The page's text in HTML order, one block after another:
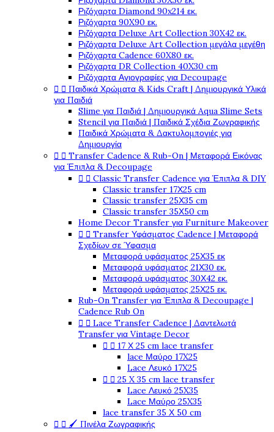
Ριζόχαρτα Diamond 90x214 εκ.
Ριζόχαρτα 90X90 εκ.
Ριζόχαρτα Deluxe Art Collection 30X42 εκ.
Ριζόχαρτα Deluxe Art Collection μεγάλα μεγέθη
Ριζόχαρτα Cadence 60X80 εκ.
Ριζόχαρτα DR Collection 40X30 cm
Ριζόχαρτα Αγιογραφίες για Decoupage
  Παιδικά Χρώματα & Kids Craft | Δημιουργικά Υλικά
για Παιδιά
Slime για Παιδιά | Δημιουργικά Aqua Slime Sets
Stencil για Παιδιά | Παιδικά Σχέδια Ζωγραφικής
Παιδικά Χρώματα & Δακτυλομπογιές για
Δημιουργία
  Transfer Cadence & Rub-On | Μεταφορά Εικόνας
για Έπιπλα & Decoupage
  Classic Transfer Cadence για Έπιπλα & DIY
Classic transfer 17Χ25 cm
Classic transfer 25Χ35 cm
Classic transfer 35Χ50 cm
Home Decor Transfer για Furniture Makeover
  Transfer Υφάσματος Cadence | Μεταφορά
Σχεδίων σε Ύφασμα
Μεταφορά υφάσματος 25Χ35 εκ
Μεταφορά υφάσματος 21Χ30 εκ.
Μεταφορά υφάσματος 30Χ42 εκ.
Μεταφορά υφάσματος 25Χ25 εκ.
Rub-On Transfer για Έπιπλα & Decoupage |
Cadence Rub On
  Lace Transfer Cadence | Δαντελωτά
Transfer για Vintage Decor
  17 Χ 25 cm lace transfer
lace Μαύρο 17X25
Lace Λευκό 17X25
  25 X 35 cm lace transfer
Lace Λευκό 25X35
Lace Μαύρο 25X35
lace transfer 35 Χ 50 cm
  🖌️ Πινέλα Ζωγραφικής